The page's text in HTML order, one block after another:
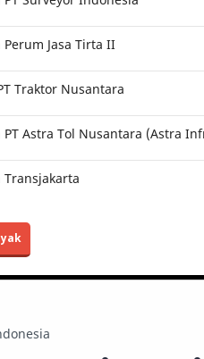
Jasa Tirta II
Traktor Nusantara
PT Astra Tol Nusantara (Astra
Transjakarta